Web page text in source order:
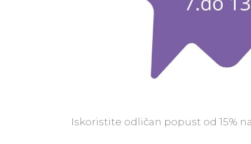
Iskoristite odličan popust od 15%